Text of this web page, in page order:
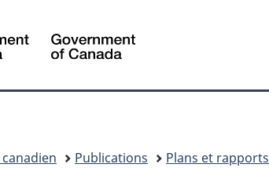
Canada
Publications Plans et rapports